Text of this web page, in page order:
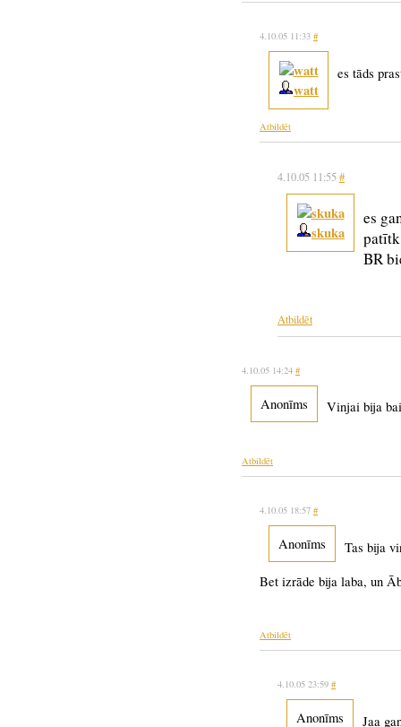
4.10.05 11:33 #
watt
es tāds
Atbildēt
4.10.05 11:55#
skuka
es
BR
Atbildēt
4.10.05 14:24 #
Anonīms Vinjai bija
Atbildēt
4.10.05 18:57 #
Anonīms
Tas bija
Bet izrāde bija laba, un
Atbildēt
4.10.05 23:59 #
Anonīms Jaa